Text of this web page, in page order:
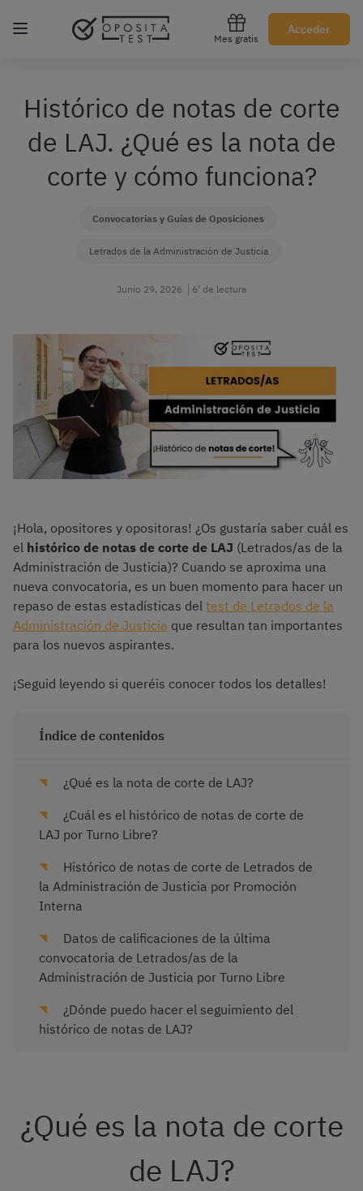
Mes gratis
Acceder
Regístrate gratis
Histórico de notas de corte
de LAJ. ¿Qué es la nota de
corte y cómo funciona?
Convocatorias y Guías de Oposiciones
Letrados de la Administración de Justicia
Junio 29, 2026 6’ de lectura
¡Hola, opositores y opositoras! ¿Os gustaría saber cuál es
el histórico de notas de corte de LAJ (Letrados/as de la
Administración de Justicia)? Cuando se aproxima una
nueva convocatoria, es un buen momento para hacer un
repaso de estas estadísticas del test de Letrados de la
Administración de Justicia que resultan tan importantes
para los nuevos aspirantes.
¡Seguid leyendo si queréis conocer todos los detalles!
Índice de contenidos
¿Qué es la nota de corte de LAJ?
¿Cuál es el histórico de notas de corte de
LAJ por Turno Libre?
Histórico de notas de corte de Letrados de
la Administración de Justicia por Promoción
Interna
Datos de calificaciones de la última
convocatoria de Letrados/as de la
Administración de Justicia por Turno Libre
¿Dónde puedo hacer el seguimiento del
histórico de notas de LAJ?
¿Qué es la nota de corte
de LAJ?